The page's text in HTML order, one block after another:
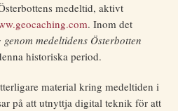
medeltid, aktivt
. Inom det
medeltidens Österbotten
historiska period.
material kring medeltiden i
på att utnyttja digital teknik för att